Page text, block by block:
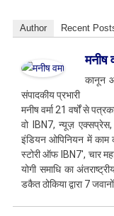
Author Recent
मनीष
कानून
संपादकीय प्रभारी
मनीष वर्मा 21 वर्षों से
वो IBN7, न्यूज़
इंडियन ओपिनियन में
स्टोरी ऑफ IBN7', चार
योगी समाधि का
डकैत ठोकिया द्वारा 7